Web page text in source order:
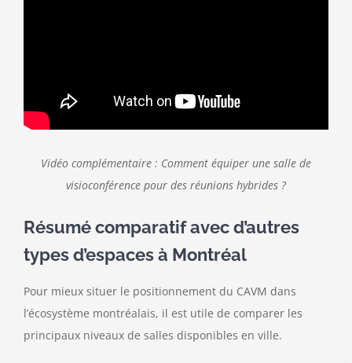
Vidéo complémentaire : Comment équiper une salle de
visioconférence pour des réunions hybrides ?
Résumé comparatif avec d’autres
types d’espaces à Montréal
Pour mieux situer le positionnement du CAVM dans
l’écosystème montréalais, il est utile de comparer les
principaux niveaux de salles disponibles en ville.